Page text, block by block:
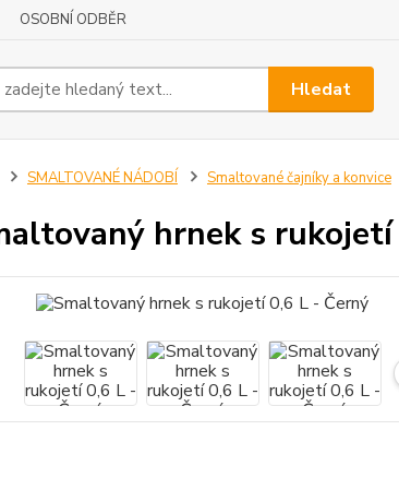
OSOBNÍ ODBĚR
Hledat
SMALTOVANÉ NÁDOBÍ Smaltované čajníky a konvice
hrnek s